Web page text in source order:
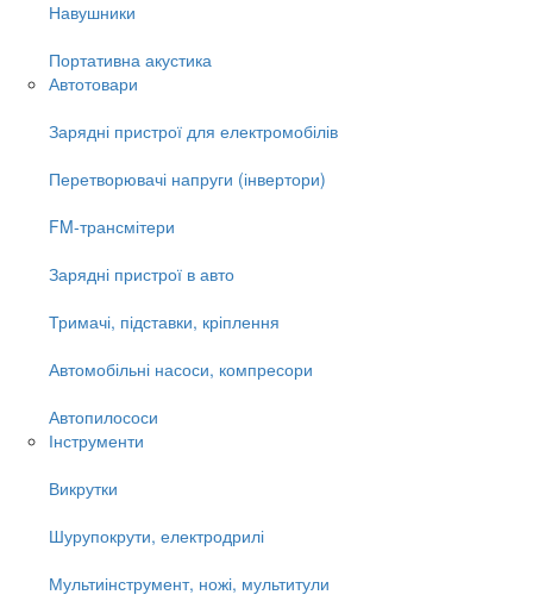
Навушники
Портативна акустика
Автотовари
Зарядні пристрої для електромобілів
Перетворювачі напруги (інвертори)
FM-трансмітери
Зарядні пристрої в авто
Тримачі, підставки, кріплення
Автомобільні насоси, компресори
Автопилососи
Інструменти
Викрутки
Шурупокрути, електродрилі
Мультиінструмент, ножі, мультитули